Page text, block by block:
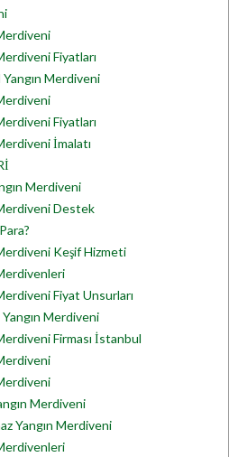
Fiyatları
Merdiveni
Fiyatları
İmalatı
Merdiveni
Destek
Keşif Hizmeti
Fiyat Unsurları
Merdiveni
Firması İstanbul
Merdiveni
Yangın Merdiveni